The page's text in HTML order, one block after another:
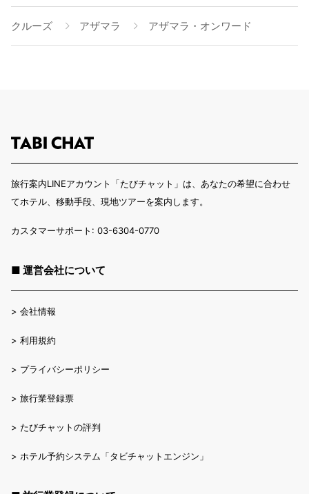
クルーズ アザマラ アザマラ・オンワード
旅行案内LINEアカウント「たびチャット」は、あなたの希望に合わせ
てホテル、移動手段、現地ツアーを案内します。
カスタマーサポート: 03-6304-0770
■ 運営会社について
> 会社情報
> 利用規約
> プライバシーポリシー
> 旅行業登録票
> たびチャットの評判
> ホテル予約システム「タビチャットエンジン」